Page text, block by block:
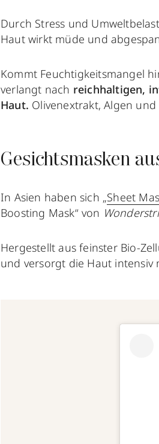
Durch Stress und
Haut wirkt müde und
Kommt Feuchtigkeitsmangel
verlangt nach reichhaltigen,
Haut. Olivenextrakt, Algen
Gesichtsmasken
In Asien haben sich „Sheet
Boosting Mask“ von
Hergestellt aus feinster Bio-
und versorgt die Haut intensiv